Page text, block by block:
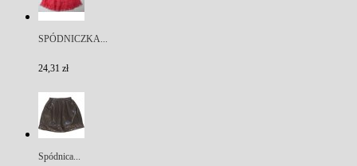
SPÓDNICZKA...
24,31 zł
Spódnica...